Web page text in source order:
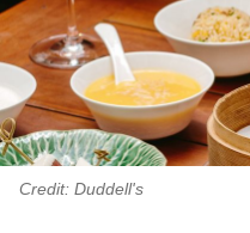
Credit: Duddell's